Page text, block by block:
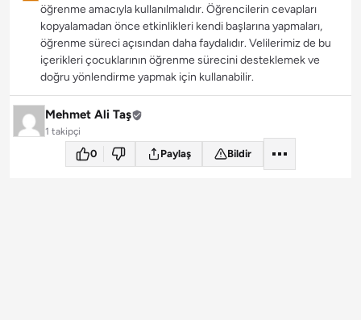
öğrenme amacıyla kullanılmalıdır. Öğrencilerin cevapları
kopyalamadan önce etkinlikleri kendi başlarına yapmaları,
öğrenme süreci açısından daha faydalıdır. Velilerimiz de bu
içerikleri çocuklarının öğrenme sürecini desteklemek ve
doğru yönlendirme yapmak için kullanabilir.
Mehmet Ali Taş
1 takipçi
0 Paylaş Bildir